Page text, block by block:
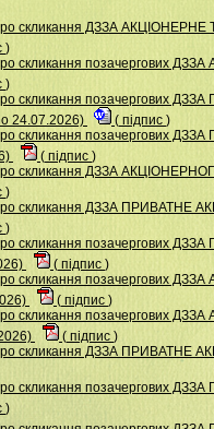
про скликання ДЗЗА
)
скликання позачергових ДЗЗА
)
скликання
24.07.2026)
( підпис )
скликання позачергових ДЗЗА
( підпис )
про скликання ДЗЗА
)
про скликання ДЗЗА
)
скликання позачергових ДЗЗА
( підпис )
скликання
( підпис )
скликання
( підпис )
скликання ДЗЗА
про скликання
)